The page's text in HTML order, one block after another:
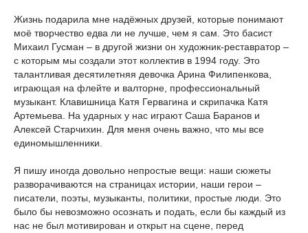
Жизнь подарила мне надёжных друзей, которые понимают
моё творчество едва ли не лучше, чем я сам. Это басист
Михаил Гусман – в другой жизни он художник-реставратор –
с которым мы создали этот коллектив в 1994 году. Это
талантливая десятилетняя девочка Арина Филипенкова,
играющая на флейте и валторне, профессиональный
музыкант. Клавишница Катя Гервагина и скрипачка Катя
Артемьева. На ударных у нас играют Саша Баранов и
Алексей Старчихин. Для меня очень важно, что мы все
единомышленники.
Я пишу иногда довольно непростые вещи: наши сюжеты
разворачиваются на страницах истории, наши герои –
писатели, поэты, музыканты, политики, простые люди. Это
было бы невозможно осознать и подать, если бы каждый из
нас не был мотивирован и открыт на сцене, перед